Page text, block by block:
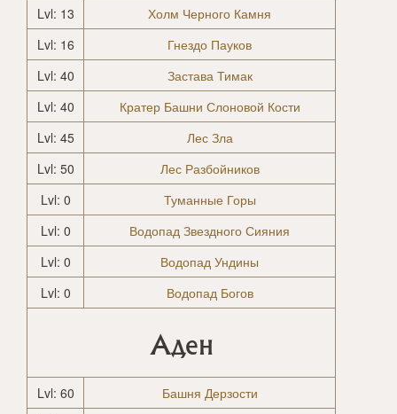
Lvl: 13
Холм Черного Камня
Lvl: 16
Гнездо Пауков
Lvl: 40
Застава Тимак
Lvl: 40
Кратер Башни Слоновой Кости
Lvl: 45
Лес Зла
Lvl: 50
Лес Разбойников
Lvl: 0
Туманные Горы
Lvl: 0
Водопад Звездного Сияния
Lvl: 0
Водопад Ундины
Lvl: 0
Водопад Богов
Аден
Lvl: 60
Башня Дерзости